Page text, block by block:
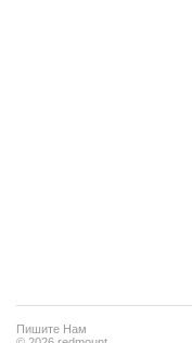
Пишите Нам